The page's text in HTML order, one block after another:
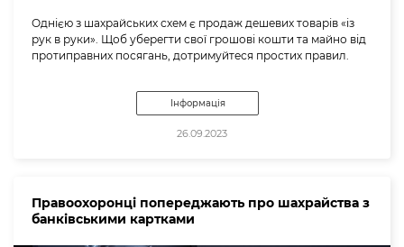
Однією з шахрайських схем є продаж дешевих товарів «із
рук в руки». Щоб уберегти свої грошові кошти та майно від
протиправних посягань, дотримуйтеся простих правил.
Інформація
26.09.2023
Правоохоронці попереджають про шахрайства з
банківськими картками